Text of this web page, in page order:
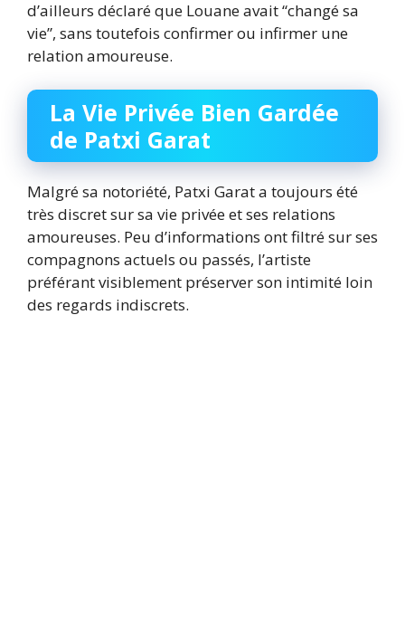
d’ailleurs déclaré que Louane avait “changé sa
vie”, sans toutefois confirmer ou infirmer une
relation amoureuse.
La Vie Privée Bien Gardée
de Patxi Garat
Malgré sa notoriété, Patxi Garat a toujours été
très discret sur sa vie privée et ses relations
amoureuses. Peu d’informations ont filtré sur ses
compagnons actuels ou passés, l’artiste
préférant visiblement préserver son intimité loin
des regards indiscrets.